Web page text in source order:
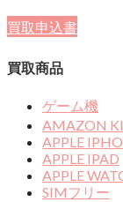
買取申込書
買取商品
ゲーム機
AMAZON
APPLE
APPLE IPAD
APPLE
SIMフリー